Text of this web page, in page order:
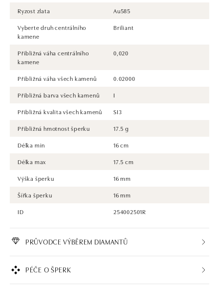
Ryzost zlata
Au585
Vyberte druh centrálního
kamene
Briliant
Přibližná váha centrálního
kamene
0,020
Přibližná váha všech kamenů
0.02000
Přibližná barva všech kamenů
I
Přibližná kvalita všech kamenů
SI3
Přibližná hmotnost šperku
17.5 g
Délka min
16 cm
Délka max
17.5 cm
Výška šperku
16 mm
Šířka šperku
16 mm
ID
254002501R
PRŮVODCE VÝBĚREM DIAMANTŮ
PÉČE O ŠPERK